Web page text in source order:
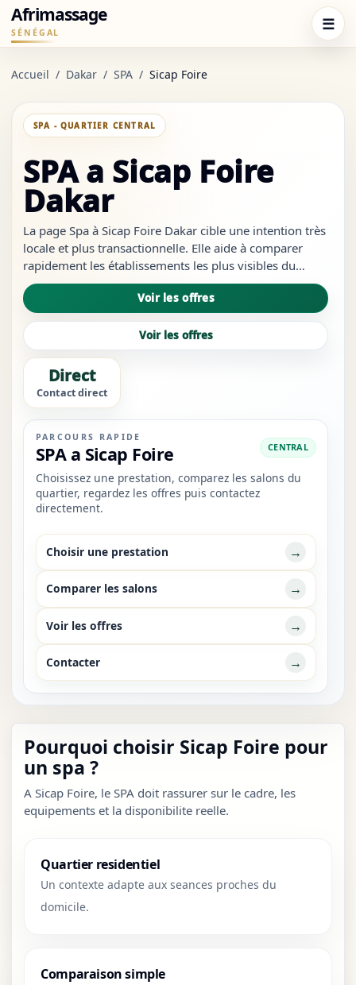
Afrimassage
SÉNÉGAL ☰
Accueil / Dakar / SPA / Sicap Foire
SPA - QUARTIER CENTRAL
SPA a Sicap Foire
Dakar
La page Spa à Sicap Foire Dakar cible une intention très
locale et plus transactionnelle. Elle aide à comparer
rapidement les établissements les plus visibles du
quartier, à repérer les services les plus crédibles et à
ouvrir les bons liens sans revenir à des résultats trop
génér...
Voir les offres
Voir les offres
Direct
Contact direct
PARCOURS RAPIDE
SPA a Sicap Foire CENTRAL
Choisissez une prestation, comparez les salons du
quartier, regardez les offres puis contactez
directement.
Choisir une prestation →
Comparer les salons →
Voir les offres →
Contacter →
Pourquoi choisir Sicap Foire pour
un spa ?
A Sicap Foire, le SPA doit rassurer sur le cadre, les
equipements et la disponibilite reelle.
Quartier residentiel
Un contexte adapte aux seances proches du
domicile.
Comparaison simple